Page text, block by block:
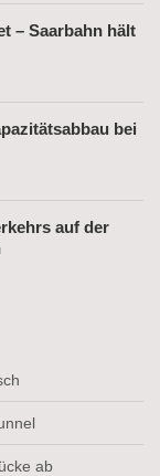
– Saarbahn hält
bei
auf der
ab